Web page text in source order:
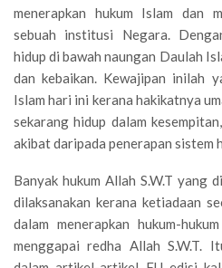
menerapkan hukum Islam dan
sebuah institusi Negara.
hidup di bawah naungan Daulah
dan kebaikan. Kewajipan inilah
Islam hari ini kerana hakikatnya
sekarang hidup dalam
akibat daripada penerapan sistem
Banyak hukum Allah S.W.T yang
dilaksanakan kerana ketiadaan
dalam menerapkan hukum-
menggapai redha Allah S.W.T.